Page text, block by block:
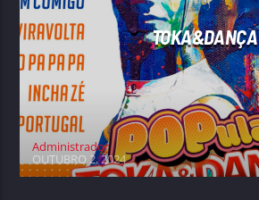
TOKA&DANÇA
Administrador
OUTUBRO 2, 2024